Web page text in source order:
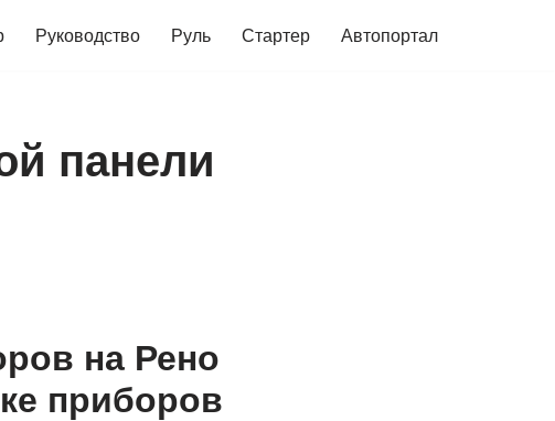
Руководство Руль Стартер Автопортал
панели
на Рено
приборов